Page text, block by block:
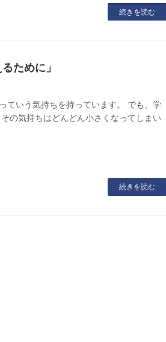
続きを読む
ために」
ていう気持ちを持っています。 でも、学
の気持ちはどんどん小さくなってしまい
続きを読む